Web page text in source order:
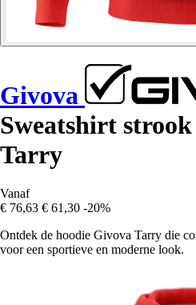
Givova
Sweatshirt
Tarry
Vanaf
€ 76,63 € 61,30 -20%
Ontdek de hoodie Givova Tarry die
voor een sportieve en moderne look.